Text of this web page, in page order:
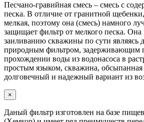
Песчано-гравийная смесь – смесь с
песка. В отличие от гранитной
мелкая, поэтому она (смесь) намного
защищает фильтр от мелкого песка. Она
заиливанию скважины по сути являясь
природным фильтром, задерживающим
прохождении воды из водонасоса в
простым языком, скважина,
долговечный и надежный вариант из
×
Даный фильтр изготовлен на базе